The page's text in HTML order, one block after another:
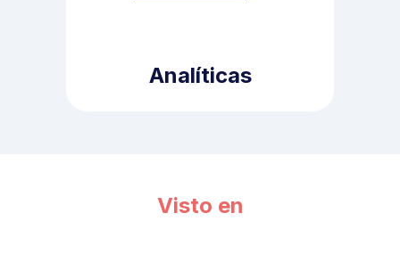
Analíticas
Visto en